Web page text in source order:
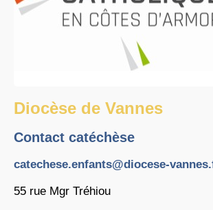
Diocèse de Vannes
Contact catéchèse
catechese.enfants@diocese-
55 rue Mgr Tréhiou